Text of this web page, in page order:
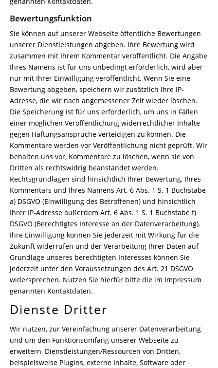
Bewertungsfunktion
Sie können auf unserer Webseite öffentliche Bewertungen
unserer Dienstleistungen abgeben. Ihre Bewertung wird
zusammen mit Ihrem Kommentar veröffentlicht. Die Angabe
Ihres Namens ist für uns unbedingt erforderlich, wird aber
nur mit Ihrer Einwilligung veröffentlicht. Wenn Sie eine
Bewertung abgeben, speichern wir zusätzlich Ihre IP-
Adresse, die wir nach angemessener Zeit wieder löschen.
Die Speicherung ist für uns erforderlich, um uns in Fällen
einer möglichen Veröffentlichung widerrechtlicher Inhalte
gegen Haftungsansprüche verteidigen zu können. Die
Kommentare werden vor Veröffentlichung nicht geprüft. Wir
behalten uns vor, Kommentare zu löschen, wenn sie von
Dritten als rechtswidrig beanstandet werden.
Rechtsgrundlagen sind hinsichtlich Ihrer Bewertung, Ihres
Kommentars und Ihres Namens Art. 6 Abs. 1 S. 1 Buchstabe
a) DSGVO (Einwilligung des Betroffenen) und hinsichtlich
Ihrer IP-Adresse außerdem Art. 6 Abs. 1 S. 1 Buchstabe f)
DSGVO (Berechtigtes Interesse an der Datenverarbeitung).
Ihre Einwilligung können Sie jederzeit mit Wirkung für die
Zukunft widerrufen und der Verarbeitung Ihrer Daten auf
Grundlage unseres berechtigten Interesses können Sie
jederzeit unter den Voraussetzungen des Art. 21 DSGVO
widersprechen. Nutzen Sie hierfür bitte die im Impressum
genannten Kontaktdaten.
Dienste Dritter
Wir nutzen, zur Vereinfachung unserer Datenverarbeitung
und um den Funktionsumfang unserer Webseite zu
erweitern, Dienstleistungen/Ressourcen von Dritten,
beispielsweise Plugins, externe Inhalte, Software oder